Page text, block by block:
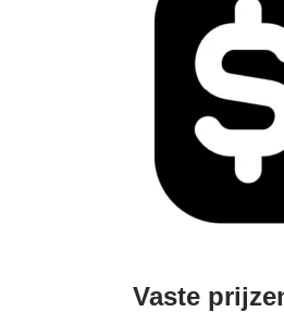
Vaste